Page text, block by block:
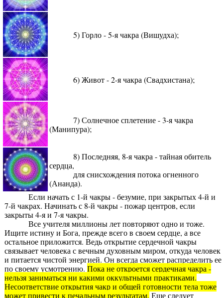
5) Горло - 5-я чакра (Вишудха);
6) Живот - 2-я чакра (Свадхистана);
7) Солнечное сплетение - 3-я чакра
(Манипура);
8) Последняя, 8-я чакра - тайная обитель
сердца,
для снисхождения потока огненного
(Ананда).
Если начать с 1-й чакры - безумие, при закрытых 4-й и
7-й чакрах. Начинать с 8-й чакры - пожар центров, если
закрыты 4-я и 7-я чакры.
Все учителя миллионы лет повторяют одно и тоже.
Ищите истину и Бога, прежде всего в своем сердце, а все
остальное приложится. Ведь открытие сердечной чакры
связывает человека с вечным духовным миром, откуда человек
и питается чистой энергией. Он всегда сможет распределить ее
по своему усмотрению. Пока не откроется сердечная чакра -
нельзя заниматься ни какими оккультными практиками.
Несоответствие открытия чакр и общей готовности тела тоже
может привести к печальным результатам. Еще следует